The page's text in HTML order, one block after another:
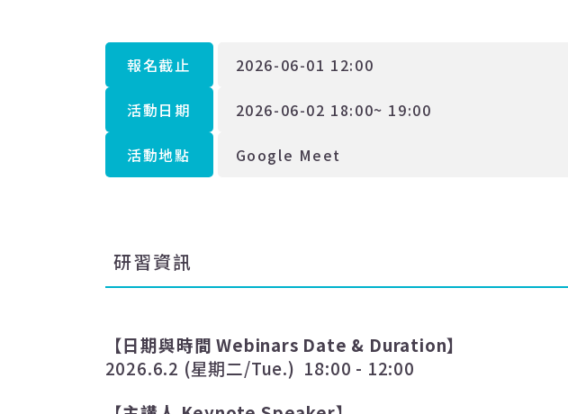
報名截止 2026-06-01 12:00
活動日期 2026-06-02 18:00~ 19:00
活動地點 Google Meet
研習資訊
【日期與時間 Webinars Date & Duration】
2026.6.2 (星期二/Tue.) 18:00 - 12:00